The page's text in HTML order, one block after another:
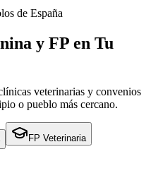
de España
y FP en Tu
veterinarias y convenios
o pueblo más cercano.
FP Veterinaria